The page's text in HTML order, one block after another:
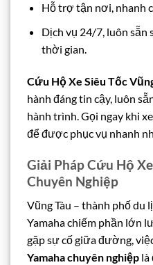
Hỗ trợ tận nơi, nhanh
Dịch vụ 24/7, luôn
thời gian.
Cứu Hộ Xe Siêu Tốc
hành đáng tin cậy, luôn
hành trình. Gọi ngay khi
để được phục vụ nhanh
Giải Pháp Cứu Hộ
Chuyên Nghiệp
Vũng Tàu – thành phố du
Yamaha chiếm phần lớn
gặp sự cố giữa đường,
Yamaha chuyên nghiệp là